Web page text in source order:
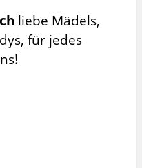
liebe Mädels,
für jedes